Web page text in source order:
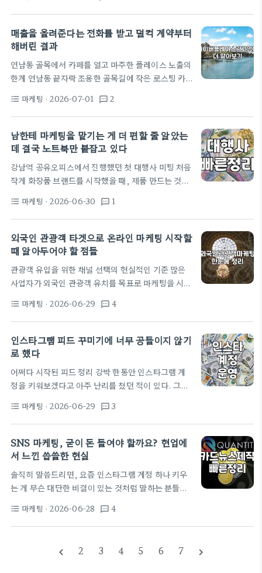
부터 시작해서 인스타그램 스폰서 광고까지 다 깔아야
한다는데, 혼자서 상세페이지 만들고 택배 싸는 와중
에 광고 시스템까지 들여다볼 엄두가 안 났다. 그래서
처음엔 대행사를 알아봤다. 포털에 검색하면 나오는
비가 최소 300만 원 이상은 되어야 관리가 들어간다
는 식이었다. 우리가 책정한 초반 예산은 월 150만 원
남짓이었는데, 이 정도 금액으로는 전담 마케터가 붙
매출을 올려준다는 전화를 받고 덜컥 계약부터
해버린 결과
연남동 골목에서 카페를 열고 마주한 플레이스 노출의
한계 연남동 끝자락 조용한 골목길에 작은 로스팅 카
아서 찾아올 줄 알았다. 하지만 현실은 냉정했다. 지도
앱에 우리 가게 이름을 검색해도 저 뒤편 페이지에 처
박혀 있었고, 하루 종일 매장을 지켜봐야 손님이 대여
섯 명 남짓이었다. 인근 직장인들을 타겟으로 삼으려
만 조회수는 도무지 오르지 않았다. 매일 아침 혼자 노
트북을 켜고 블로그 리뷰를 찾아보거나 스마트플레이
스 설정을 만지작거리는 게 일과가 되었는데, 시간만
format_list_bulleted 마케팅 · 2026-07-01 textsms 2
남한테 마케팅을 맡기는 게 더 편할 줄 알았는
데 결국 노트북만 붙잡고 있다
강남역 공유오피스에서 진행했던 첫 대행사 미팅 처음
작게 화장품 브랜드를 시작했을 때, 제품 만드는 것보
다. 지인들을 동원해서 파는 것도 한계가 있었고, 결국
제대로 된 광고를 돌려야겠다는 결론에 도달했다. 검
색창에 광고검색이나 화장품마케팅을 쳐보니 온통 대
행사 광고뿐이었고, 글마다 자기들이 매출을 몇 백 퍼
음에 몇 군데 메일을 보냈고, 그중 한 곳과 미팅 약속
을 잡았다. 미팅 장소는 강남역 5번 출구 근처에 있는
어느 공유오피스 11층 회의실이었다. 깔끔한 인테리
format_list_bulleted 마케팅 · 2026-06-30 textsms 1
외국인 관광객 타겟으로 온라인 마케팅 시작할
때 알아두어야 할 점들
관광객 유입을 위한 채널 선택의 현실적인 기준 많은
사업자가 외국인 관광객 유치를 목표로 마케팅을 시작
힘을 쏟는 것입니다. 사실 외국인 관광객 마케팅은 국
적과 방문 목적에 따라 주력 채널이 극명하게 갈립니
다. 서구권 여행자들은 국내 포털인 네이버보다는 구
글 맵과 트립어드바이저를 훨씬 더 신뢰하고 활용합니
구글 맵에 등록된 장소 정보와 사진의 퀄리티가 실제
방문으로 이어지는 결정적인 역할을 합니다. 반면 중
화권이나 동남아시아 관광객은 인스타그램이나 샤오
format_list_bulleted 마케팅 · 2026-06-29 textsms 4
인스타그램 피드 꾸미기에 너무 공들이지 않기
로 했다
어쩌다 시작된 피드 정리 강박 한동안 인스타그램 계
정을 키워보겠다고 아주 난리를 쳤던 적이 있다. 그때
앤매너는 맞춰야 사람이 모이지 않을까' 하는 생각을
했던 것 같다. 대구 서문시장 맛집 탐방을 가서도 사진
을 찍을 때마다 각도를 몇 번이나 바꾸고, 심지어는 카
드뉴스를 만들겠다고 캔바 같은 툴을 며칠씩 붙잡고
운 열정이었다. 그때 내가 만든 카드뉴스는 대충 10개
정도 되는데, 정작 팔로워는 거의 늘지 않았다. 오히려
피드를 채우는 사진들이 너무…
format_list_bulleted 마케팅 · 2026-06-29 textsms 3
SNS 마케팅, 굳이 돈 들여야 할까요? 현업에
서 느낀 씁쓸한 현실
솔직히 말씀드리면, 요즘 인스타그램 계정 하나 키우
는 게 무슨 대단한 비결이 있는 것처럼 말하는 분들이
니, '정석대로 하면 망한다'는 말이 딱 맞습니다. 카드
뉴스제작 하나에 몇 시간을 쏟아붓고, 예쁜 피드 꾸미
는 경우를 너무 많이 봤거든요. 저도 처음엔 '이게 되
format_list_bulleted 마케팅 · 2026-06-28 textsms 4
navigate_before 2 3 4 5 6 7 navigate_next